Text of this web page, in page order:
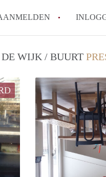
WIJK / BUURT